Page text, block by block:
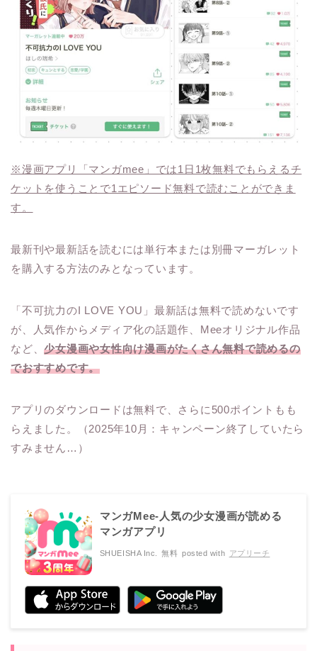
※漫画アプリ「マンガmee」では1日1枚無料でもらえるチ
ケットを使うことで1エピソード無料で読むことができま
す。
最新刊や最新話を読むには単行本または別冊マーガレット
を購入する方法のみとなっています。
「不可抗力のI LOVE YOU」最新話は無料で読めないです
が、人気作からメディア化の話題作、Meeオリジナル作品
など、少女漫画や女性向け漫画がたくさん無料で読めるの
でおすすめです。
アプリのダウンロードは無料で、さらに500ポイントもも
らえました。（2025年10月：キャンペーン終了していたら
すみません…）
マンガMee-人気の少女漫画が読める
マンガアプリ
SHUEISHA Inc. 無料 posted with アプリーチ